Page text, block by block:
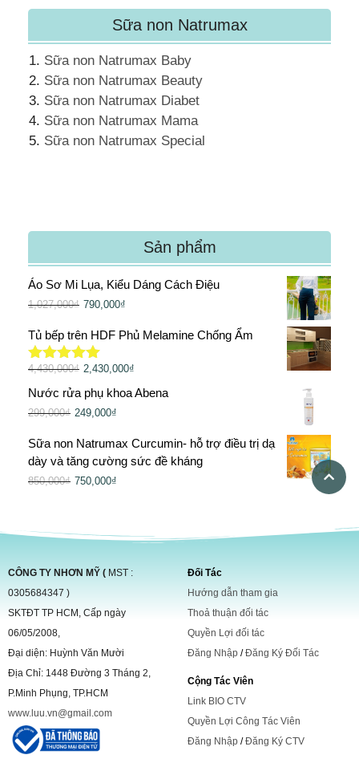
Sữa non Natrumax
Sữa non Natrumax Baby
Sữa non Natrumax Beauty
Sữa non Natrumax Diabet
Sữa non Natrumax Mama
Sữa non Natrumax Special
Sản phẩm
Áo Sơ Mi Lụa, Kiểu Dáng Cách Điệu
1,027,000₫ 790,000₫
Tủ bếp trên HDF Phủ Melamine Chống Ẩm
Được xếp
hạng
5.00
5 sao
4,430,000₫ 2,430,000₫
Nước rửa phụ khoa Abena
299,000₫ 249,000₫
Sữa non Natrumax Curcumin- hỗ trợ điều trị dạ
dày và tăng cường sức đề kháng
850,000₫ 750,000₫
CÔNG TY NHƠN MỸ ( MST :
0305684347 )
SKTĐT TP HCM, Cấp ngày
06/05/2008,
Đại diện: Huỳnh Văn Mười
Địa Chỉ: 1448 Đường 3 Tháng 2,
P.Minh Phụng, TP.HCM
www.luu.vn@gmail.com
Đối Tác
Hướng dẫn tham gia
Thoả thuận đối tác
Quyền Lợi đối tác
Đăng Nhập /Đăng Ký Đối Tác
Cộng Tác Viên
Link BIO CTV
Quyền Lợi Công Tác Viên
Đăng Nhập /Đăng Ký CTV